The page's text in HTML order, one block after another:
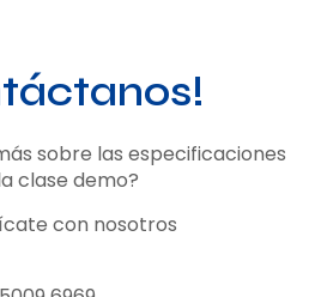
sobre las especificaciones
clase demo?
con nosotros